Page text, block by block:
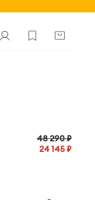
48 290 ₽
24 145 ₽